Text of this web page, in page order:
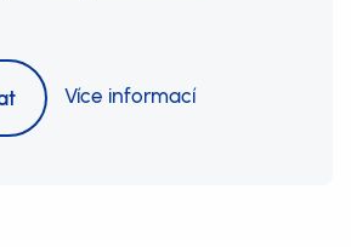
Více informací